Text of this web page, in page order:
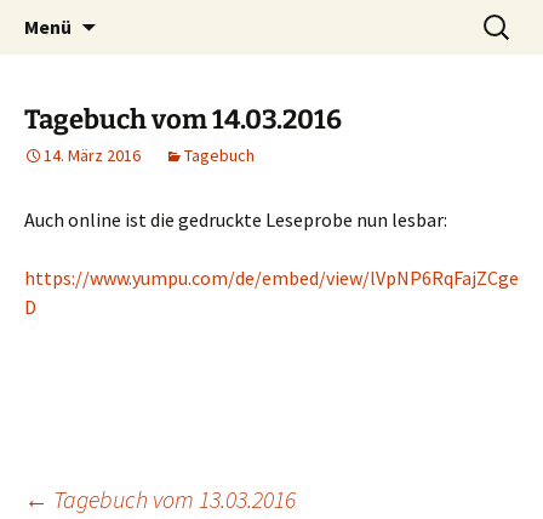
Timo Bader
Willkommen im Reich der Geschichten
Menü
Tagebuch vom 14.03.2016
14. März 2016 Tagebuch
Auch online ist die gedruckte Leseprobe nun lesbar:
https://www.yumpu.com/de/embed/view/lVpNP6RqFajZCge
D
← Tagebuch vom 13.03.2016